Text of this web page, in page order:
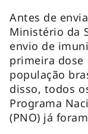
Antes de
Ministério da
envio de
primeira dose
população
disso, todos
Programa
(PNO) já